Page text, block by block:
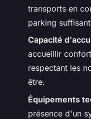
transports en
parking
Capacité
accueillir
respectant les
être.
Équipements
présence d'un